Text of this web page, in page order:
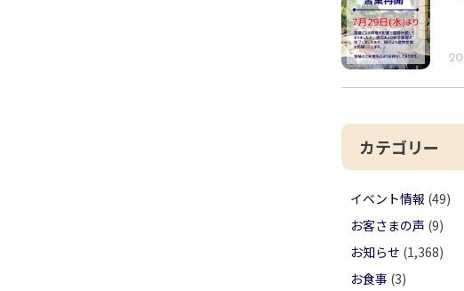
カテゴリー
イベント情報 (49)
お客さまの声 (9)
お知らせ (1,368)
お食事 (3)